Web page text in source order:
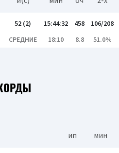
52 (2) 15:44:32 458
106/208
СРЕДНИЕ
18:10 8.8 51.0%
ип мин